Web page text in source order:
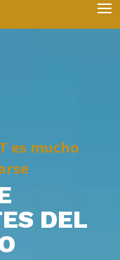
es mucho
DEL